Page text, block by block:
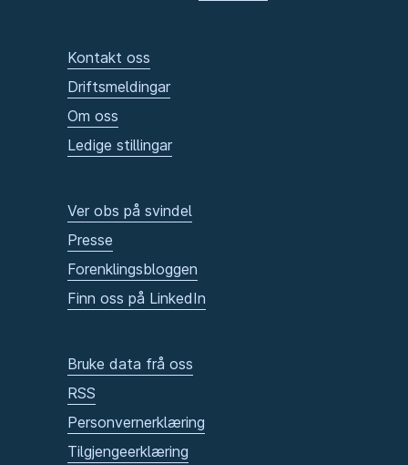
Kontakt oss
Driftsmeldingar
Om oss
Ledige stillingar
Ver obs på svindel
Presse
Forenklingsbloggen
Finn oss på LinkedIn
Bruke data frå oss
RSS
Personvernerklæring
Tilgjengeerklæring